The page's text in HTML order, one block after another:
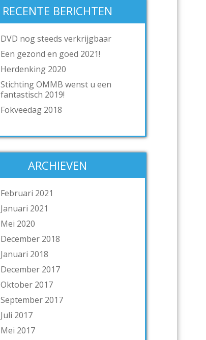
RECENTE BERICHTEN
DVD nog steeds verkrijgbaar
Een gezond en goed 2021!
Herdenking 2020
Stichting OMMB wenst u een
fantastisch 2019!
Fokveedag 2018
ARCHIEVEN
Februari 2021
Januari 2021
Mei 2020
December 2018
Januari 2018
December 2017
Oktober 2017
September 2017
Juli 2017
Mei 2017